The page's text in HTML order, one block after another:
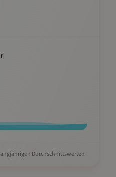
Durchschnittswerten